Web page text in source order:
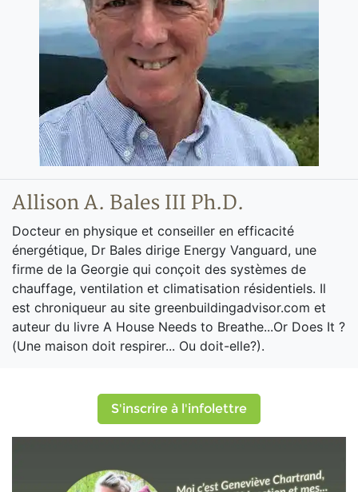
Allison A. Bales III Ph.D.
Docteur en physique et conseiller en efficacité
énergétique, Dr Bales dirige Energy Vanguard, une
firme de la Georgie qui conçoit des systèmes de
chauffage, ventilation et climatisation résidentiels. Il
est chroniqueur au site greenbuildingadvisor.com et
auteur du livre A House Needs to Breathe...Or Does It ?
(Une maison doit respirer... Ou doit-elle?).
S'inscrire à l'infolettre